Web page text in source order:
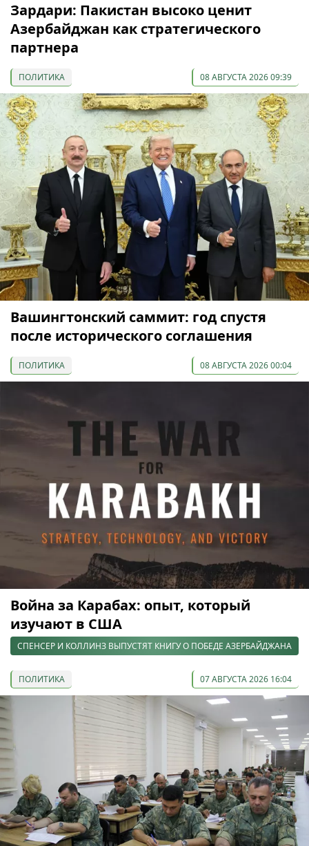
Зардари: Пакистан высоко ценит
Азербайджан как стратегического
партнера
ПОЛИТИКА 08 АВГУСТА 2026 09:39
Вашингтонский саммит: год спустя
после исторического соглашения
ПОЛИТИКА 08 АВГУСТА 2026 00:04
Война за Карабах: опыт, который
изучают в США
СПЕНСЕР И КОЛЛИНЗ ВЫПУСТЯТ КНИГУ О ПОБЕДЕ АЗЕРБАЙДЖАНА
ПОЛИТИКА 07 АВГУСТА 2026 16:04